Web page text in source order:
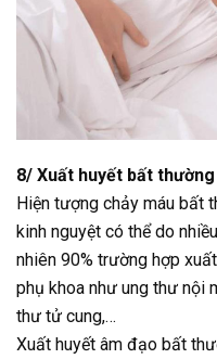
8/ Xuất huyết bất
Hiện tượng chảy máu bất
kinh nguyệt có thể do
nhiên 90% trường hợp
phụ khoa như ung thư nội
thư tử cung,…
Xuất huyết âm đạo bất